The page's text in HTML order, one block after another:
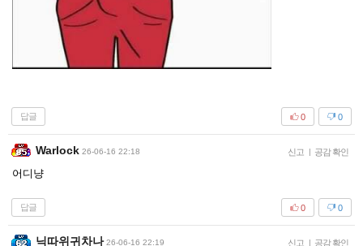
답글 0
0
Warlock 26-06-16 22:18 신고 | 공감 확인
어디냥
답글 0
0
닉따위귀차나 26-06-16 22:19 신고 | 공감 확인